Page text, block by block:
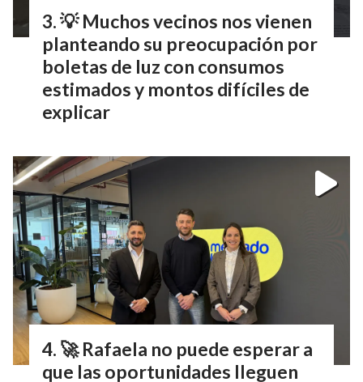
💡 Muchos vecinos nos vienen
planteando su preocupación por
boletas de luz con consumos
estimados y montos difíciles de
explicar
🚀 Rafaela no puede esperar a
que las oportunidades lleguen